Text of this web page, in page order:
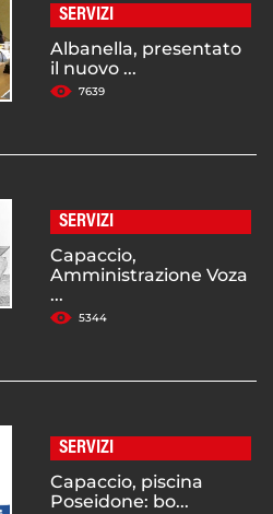
SERVIZI
Albanella, presentato
il nuovo ...
7639
SERVIZI
Capaccio,
Amministrazione Voza
...
5344
SERVIZI
Capaccio, piscina
Poseidone: bo...